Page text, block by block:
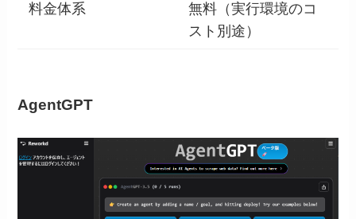
料金体系
無料（実行環境のコ
スト別途）
AgentGPT